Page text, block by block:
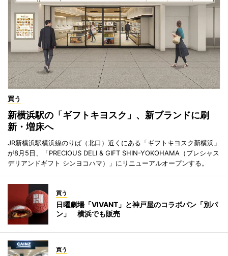
買う
新横浜駅の「ギフトキヨスク」、新ブランドに刷
新・増床へ
JR新横浜駅横浜線のりば（北口）近くにある「ギフトキヨスク新横浜」
が8月5日、「PRECIOUS DELI & GIFT SHIN-YOKOHAMA（プレシャス
デリアンドギフト シンヨコハマ）」にリニューアルオープンする。
買う
日曜劇場「VIVANT」と神戸屋のコラボパン「別パ
ン」 横浜でも販売
買う